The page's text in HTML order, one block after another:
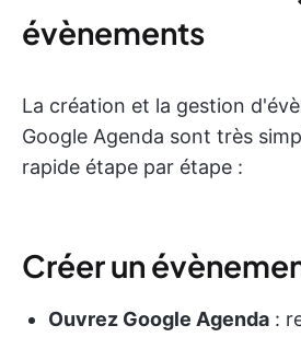
évènements
La création et la gestion
Google Agenda sont très
rapide étape par étape :
Créer un
Ouvrez Google Agenda :